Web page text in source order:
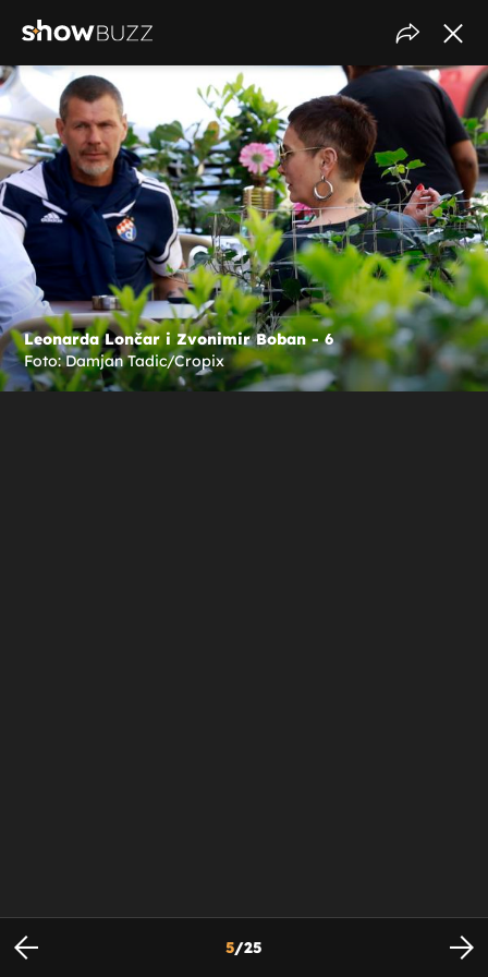
Leonarda Lončar i Zvonimir Boban - 6
Foto: Damjan Tadic/Cropix
5/25